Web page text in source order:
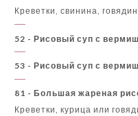
Креветки, свинина,
52 - Рисовый суп с
53 - Рисовый суп с
81 - Большая жареная
Креветки, курица или